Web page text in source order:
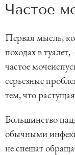
Частое
Первая мысль,
походах в
частое
серьезные
тем, что
Большинство
обычными
не спешат